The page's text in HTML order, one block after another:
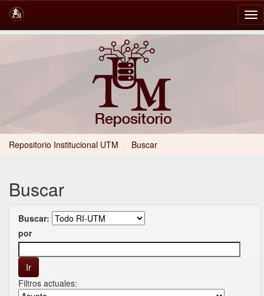
Repositorio Institucional UTM / Buscar
Buscar
Buscar:
por
Filtros actuales: